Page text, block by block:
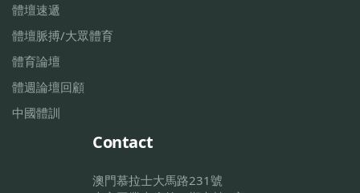
體壇速遞
體壇脈搏/大眾體育
體育論壇
體週論壇回顧
中國體訓
Contact
澳門慕拉士大馬路231號